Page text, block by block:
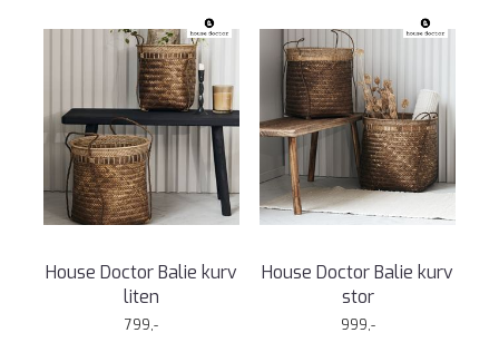
House Doctor Balie kurv
liten
799,-
House Doctor Balie kurv
stor
999,-